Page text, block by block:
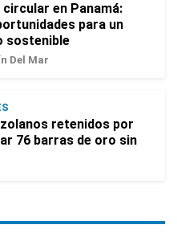
circular en Panamá:
para un
sostenible
Del Mar
retenidos por
76 barras de oro sin